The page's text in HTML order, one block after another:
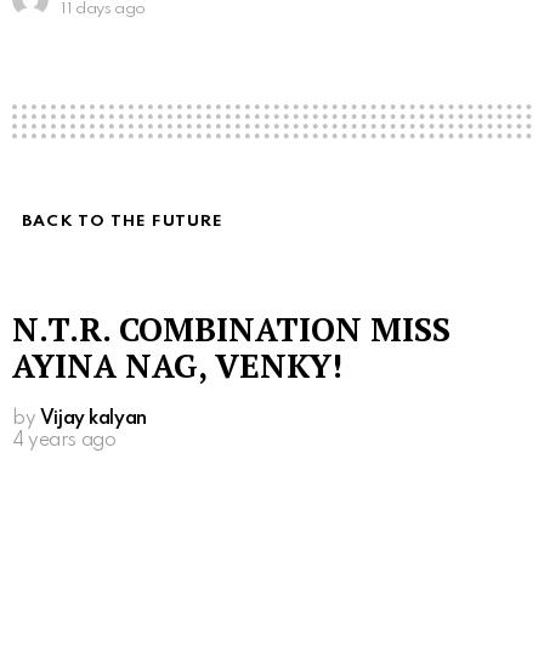
11 days ago
BACK TO THE FUTURE
N.T.R. COMBINATION MISS
AYINA NAG, VENKY!
by Vijay kalyan
4 years ago